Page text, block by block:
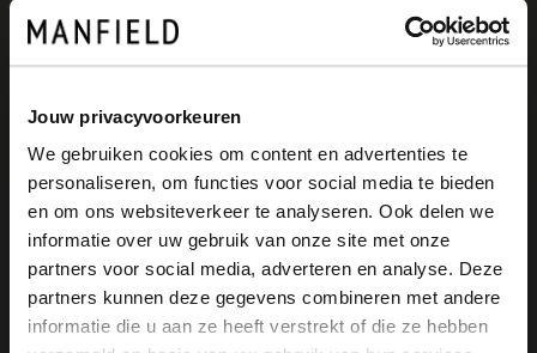
Jouw privacyvoorkeuren
We gebruiken cookies om content en advertenties te
personaliseren, om functies voor social media te bieden
en om ons websiteverkeer te analyseren. Ook delen we
informatie over uw gebruik van onze site met onze
partners voor social media, adverteren en analyse. Deze
partners kunnen deze gegevens combineren met andere
informatie die u aan ze heeft verstrekt of die ze hebben
Schnelle Lieferung
Kostenlose Rückgabe in Geschäften
Farben
+1
×
View this website in English?
It looks like your language isn't Dutch. Would
you like to switch to English?